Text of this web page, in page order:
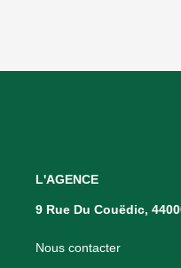
L'AGENCE
9 Rue Du Couëdic,
Nous contacter